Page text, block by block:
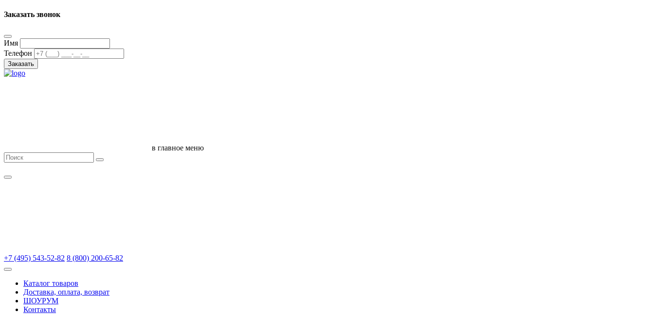
Заказать звонок
Имя
Телефон
Заказать
в главное меню
+7 (495) 543-52-82 8 (800) 200-65-82
Каталог товаров
Доставка, оплата, возврат
ШОУРУМ
Контакты